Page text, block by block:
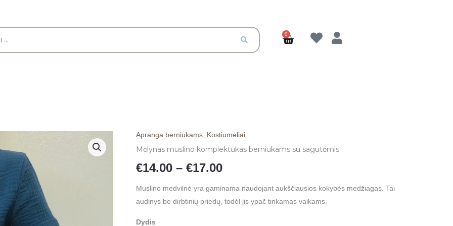
0 Cart
Apranga berniukams, Kostiumėliai
Mėlynas muslino komplektukas berniukams su sagutėmis
€14.00 – €17.00
Kaina
range:
€14.00
through
Muslino medvilnė yra gaminama naudojant aukščiausios kokybės medžiagas. Tai
audinys be dirbtinių priedų, todėl jis ypač tinkamas vaikams.
Dydis
produkto
kiekis:
Mėlynas
komplektukas
berniukams